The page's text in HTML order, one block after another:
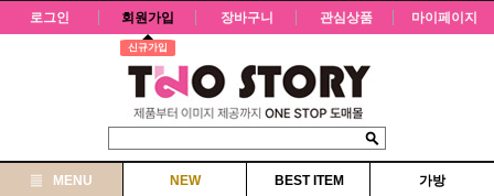
로그인 회원가입
신규가입
장바구니 관심상품 마이페이지
MENU NEW BEST ITEM 가방